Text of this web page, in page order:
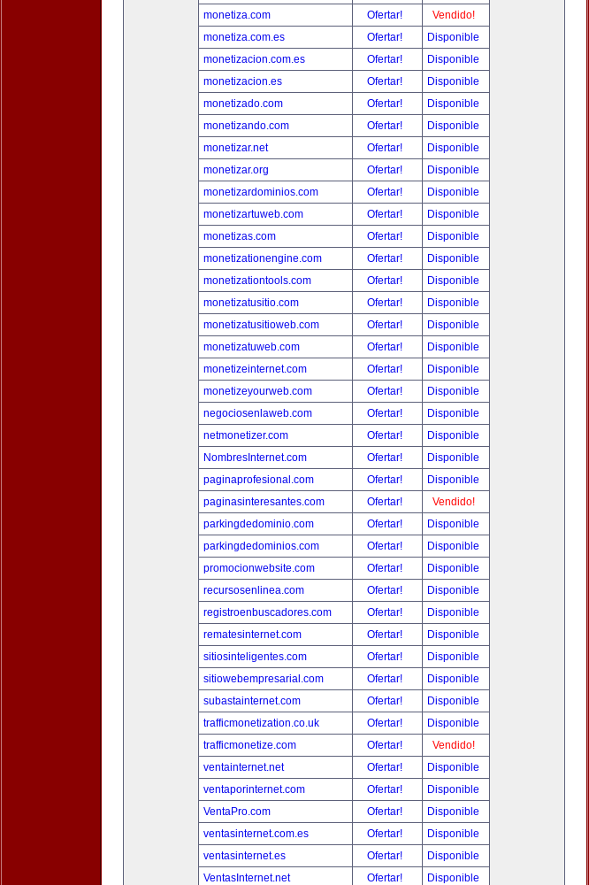
monetiza.com
Ofertar!
Vendido!
monetiza.com.es
Ofertar!
Disponible
monetizacion.com.es
Ofertar!
Disponible
monetizacion.es
Ofertar!
Disponible
monetizado.com
Ofertar!
Disponible
monetizando.com
Ofertar!
Disponible
monetizar.net
Ofertar!
Disponible
monetizar.org
Ofertar!
Disponible
monetizardominios.com
Ofertar!
Disponible
monetizartuweb.com
Ofertar!
Disponible
monetizas.com
Ofertar!
Disponible
monetizationengine.com
Ofertar!
Disponible
monetizationtools.com
Ofertar!
Disponible
monetizatusitio.com
Ofertar!
Disponible
monetizatusitioweb.com
Ofertar!
Disponible
monetizatuweb.com
Ofertar!
Disponible
monetizeinternet.com
Ofertar!
Disponible
monetizeyourweb.com
Ofertar!
Disponible
negociosenlaweb.com
Ofertar!
Disponible
netmonetizer.com
Ofertar!
Disponible
NombresInternet.com
Ofertar!
Disponible
paginaprofesional.com
Ofertar!
Disponible
paginasinteresantes.com
Ofertar!
Vendido!
parkingdedominio.com
Ofertar!
Disponible
parkingdedominios.com
Ofertar!
Disponible
promocionwebsite.com
Ofertar!
Disponible
recursosenlinea.com
Ofertar!
Disponible
registroenbuscadores.com
Ofertar!
Disponible
rematesinternet.com
Ofertar!
Disponible
sitiosinteligentes.com
Ofertar!
Disponible
sitiowebempresarial.com
Ofertar!
Disponible
subastainternet.com
Ofertar!
Disponible
trafficmonetization.co.uk
Ofertar!
Disponible
trafficmonetize.com
Ofertar!
Vendido!
ventainternet.net
Ofertar!
Disponible
ventaporinternet.com
Ofertar!
Disponible
VentaPro.com
Ofertar!
Disponible
ventasinternet.com.es
Ofertar!
Disponible
ventasinternet.es
Ofertar!
Disponible
VentasInternet.net
Ofertar!
Disponible